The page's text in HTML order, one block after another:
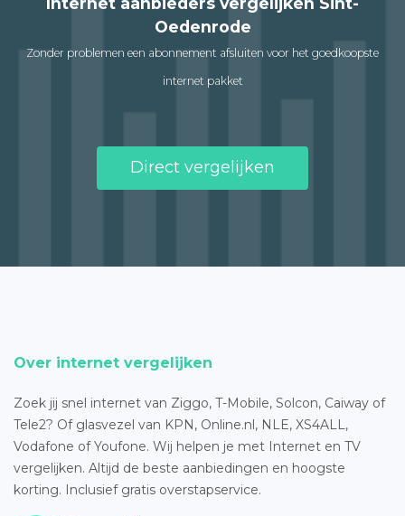
Oedenrode
Zonder problemen een abonnement afsluiten voor het goedkoopste
internet pakket
Direct vergelijken
Over internet vergelijken
Zoek jij snel internet van Ziggo, T-Mobile, Solcon, Caiway of
Tele2? Of glasvezel van KPN, Online.nl, NLE, XS4ALL,
Vodafone of Youfone. Wij helpen je met Internet en TV
vergelijken. Altijd de beste aanbiedingen en hoogste
korting. Inclusief gratis overstapservice.